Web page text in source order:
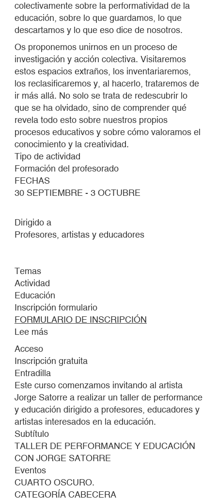
colectivamente sobre la performatividad de la
educación, sobre lo que guardamos, lo que
descartamos y lo que eso dice de nosotros.
Os proponemos unirnos en un proceso de
investigación y acción colectiva. Visitaremos
estos espacios extraños, los inventariaremos,
los reclasificaremos y, al hacerlo, trataremos de
ir más allá. No solo se trata de redescubrir lo
que se ha olvidado, sino de comprender qué
revela todo esto sobre nuestros propios
procesos educativos y sobre cómo valoramos el
conocimiento y la creatividad.
Tipo de actividad
Formación del profesorado
FECHAS
30 SEPTIEMBRE - 3 OCTUBRE
Dirigido a
Profesores, artistas y educadores
Temas
Actividad
Educación
Inscripción formulario
FORMULARIO DE INSCRIPCIÓN
Lee más
OSCURO
Acceso
Inscripción gratuita
Entradilla
Este curso comenzamos invitando al artista
Jorge Satorre a realizar un taller de performance
y educación dirigido a profesores, educadores y
artistas interesados en la educación.
Subtítulo
TALLER DE PERFORMANCE Y EDUCACIÓN
CON JORGE SATORRE
Eventos
CUARTO OSCURO.
CATEGORÍA CABECERA